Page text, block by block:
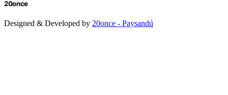
20once
Designed & Developed by 20once - Paysandú